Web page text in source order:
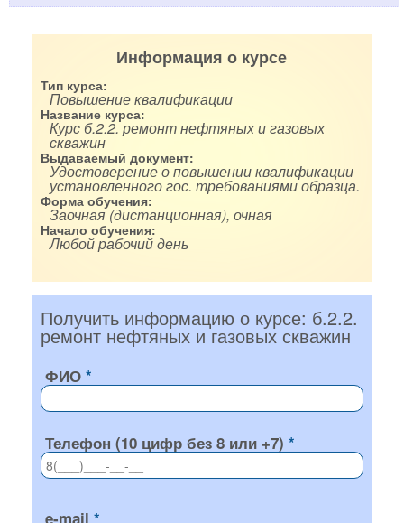
Информация о курсе
Тип курса:
Повышение квалификации
Название курса:
Курс б.2.2. ремонт нефтяных и газовых
скважин
Выдаваемый документ:
Удостоверение о повышении квалификации
установленного гос. требованиями образца.
Форма обучения:
Заочная (дистанционная), очная
Начало обучения:
Любой рабочий день
Получить информацию о курсе: б.2.2.
ремонт нефтяных и газовых скважин
ФИО
Телефон (10 цифр без 8 или +7)
e-mail